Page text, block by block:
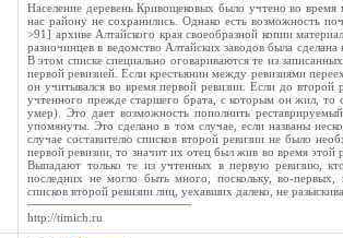
Население деревень Кривощековых было учтено во
нас району не сохранились. Однако есть возможность
>91] архиве Алтайского края своеобразной копии
разночинцев в ведомство Алтайских заводов была
В этом списке специально оговариваются те из
первой ревизией. Если крестьянин между ревизиями
он учитывался во время первой ревизии. Если до второй
учтенного прежде старшего брата, с которым он жил, то
умер). Это дает возможность пополнить
упомянуты. Это сделано в том случае, если названы
случае составителю списков второй ревизии не было
первой ревизии, то значит их отец был жив во время
Выпадают только те из учтенных в первую ревизию,
последних не могло быть много, поскольку, во-первых,
списков второй ревизии лиц, уехавших далеко, не
http://timich.ru